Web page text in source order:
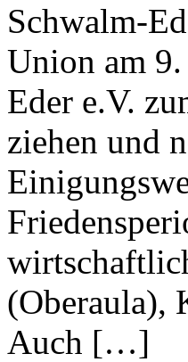
Schwalm-
Union am
Eder e.V.
ziehen und
(Oberaula),
Auch […]